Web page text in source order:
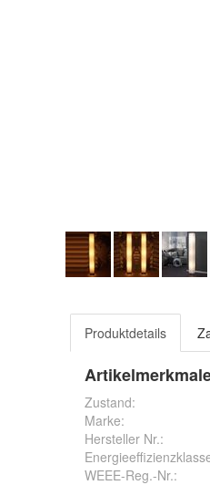
Produktdetails
Zustand:
Marke:
Hersteller Nr.:
WEEE-Reg.-Nr.: